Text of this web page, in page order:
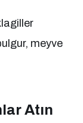
meyve
Atın